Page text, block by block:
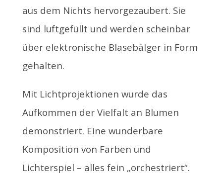
aus dem Nichts hervorgezaubert. Sie
sind luftgefüllt und werden scheinbar
über elektronische Blasebälger in Form
gehalten.
Mit Lichtprojektionen wurde das
Aufkommen der Vielfalt an Blumen
demonstriert. Eine wunderbare
Komposition von Farben und
Lichterspiel – alles fein „orchestriert“.